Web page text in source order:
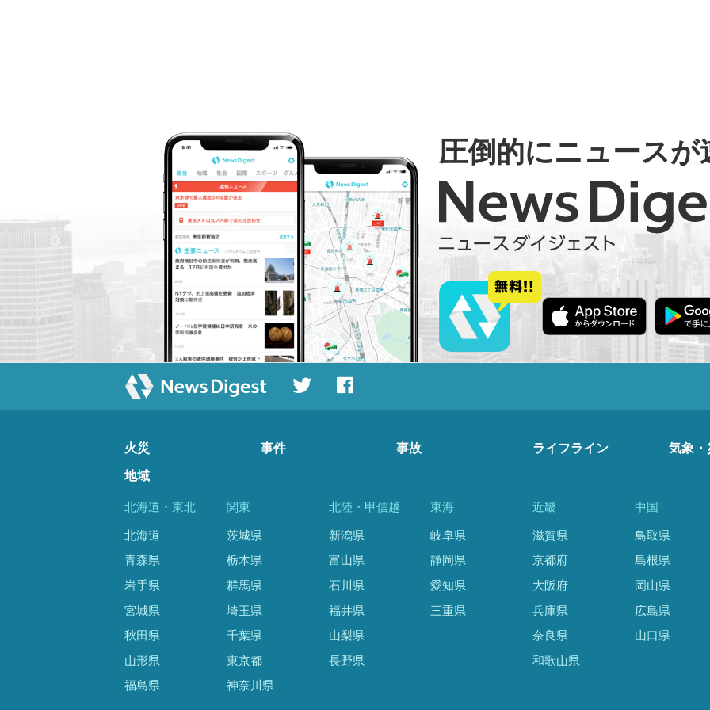
圧倒的にニュースが
火災 事件 事故 ライフライン 気象・
地域
北海道・東北
北海道
青森県
岩手県
宮城県
秋田県
山形県
福島県
関東
茨城県
栃木県
群馬県
埼玉県
千葉県
東京都
神奈川県
北陸・甲信越
新潟県
富山県
石川県
福井県
山梨県
長野県
東海
岐阜県
静岡県
愛知県
三重県
近畿
滋賀県
京都府
大阪府
兵庫県
奈良県
和歌山県
中国
鳥取県
島根県
岡山県
広島県
山口県